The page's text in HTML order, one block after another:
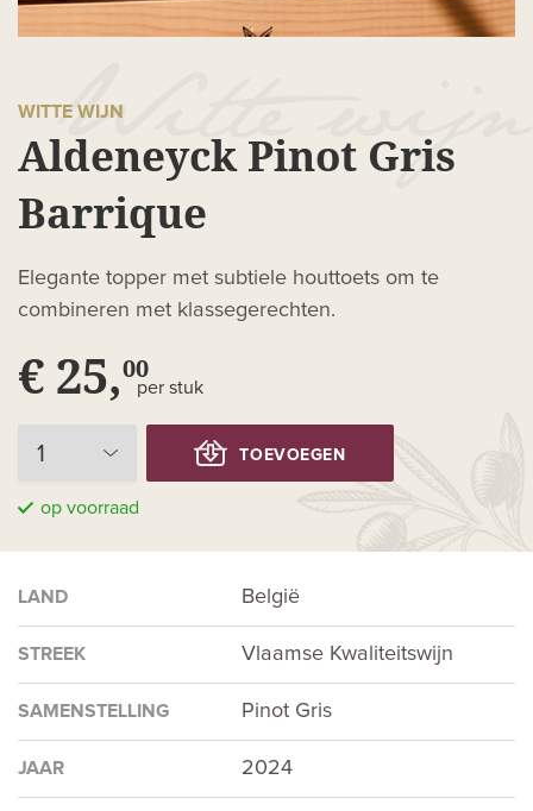
WITTE WIJN
Aldeneyck Pinot Gris
Barrique
Elegante topper met subtiele houttoets om te
combineren met klassegerechten.
€ 25,00
per stuk
TOEVOEGEN
op voorraad
LAND België
STREEK Vlaamse Kwaliteitswijn
SAMENSTELLING Pinot Gris
JAAR 2024